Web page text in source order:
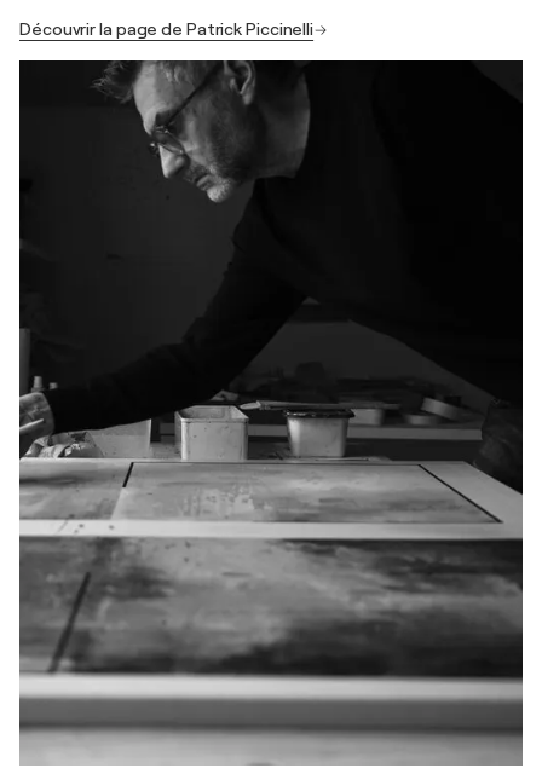
Découvrir la page de Patrick Piccinelli